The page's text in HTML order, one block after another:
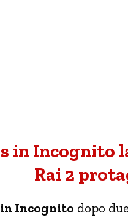
in Incognito
Rai 2
in Incognito dopo